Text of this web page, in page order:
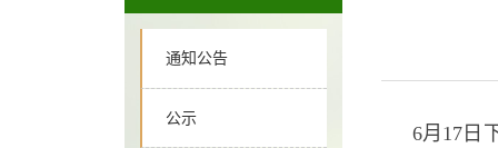
通知公告
公示
6月17日